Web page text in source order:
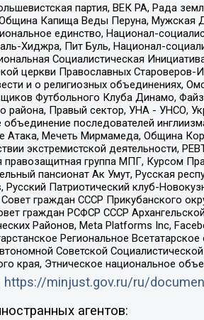
партия, ВЕК РА, Рада
Капища Веды Перуна, Мужская
единство, Национал-
Хиджра, Пит Буль, Национал-
Социалистическая
церкви Православных
и о религиозных объединениях,
Футбольного Клуба Динамо,
района, Правый сектор, УНА - УНСО,
объединение последователей
Атака, Мечеть Мирмамеда, Община
экстремистской деятельности,
группа МПГ, Курсом
пансионат Ак Умут, Русская
Русский Патриотический клуб-
граждан СССР Прикубанского
граждан РСФСР СССР
Районов, Meta Platforms Inc,
Региональное
Советской
края, Этническое национальное
https://minjust.gov.ru/ru/
агентов: